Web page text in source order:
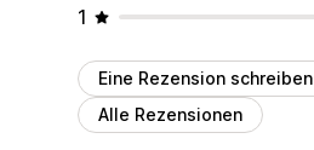
1
Eine Rezension schreiben
Alle Rezensionen